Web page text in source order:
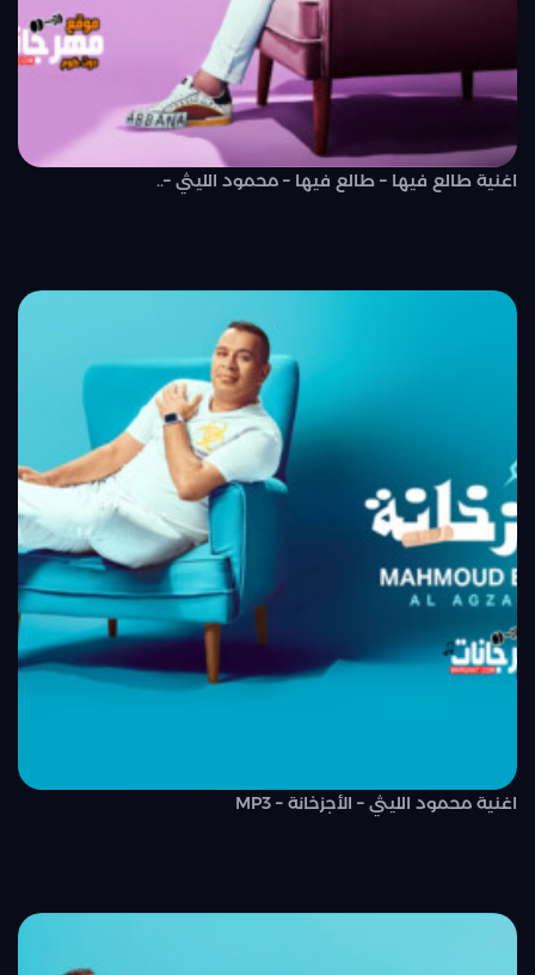
اغنية طالع فيها – طالع فيها – محمود الليثي –..
اغنية محمود الليثي – الأجزخانة – MP3